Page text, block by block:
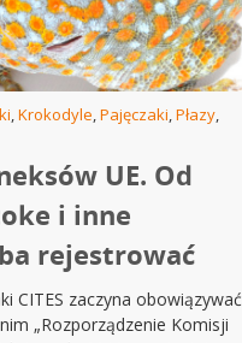
,Krokodyle,Pajęczaki,Płazy,
UE. Od
i inne
rejestrować
CITES zaczyna obowiązywać
„Rozporządzenie Komisji